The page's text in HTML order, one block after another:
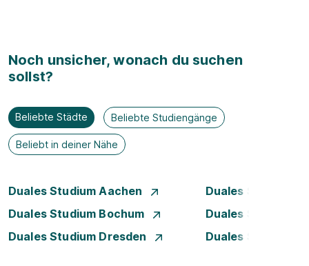
Noch unsicher, wonach du suchen
sollst?
Beliebte Städte Beliebte Studiengänge
Beliebt in deiner Nähe
Duales Studium Aachen
Duales Studium
Duales Studium Bochum
Duales Studium
Duales Studium Dresden
Duales Studium